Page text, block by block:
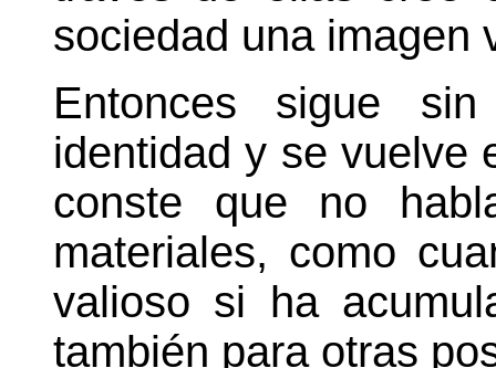
sociedad una imagen
Entonces sigue
identidad y se vuelve
conste que no
materiales, como
valioso si ha
también para otras